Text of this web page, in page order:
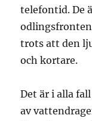
telefontid. De
trots att den
och kortare.
Det är i alla
av